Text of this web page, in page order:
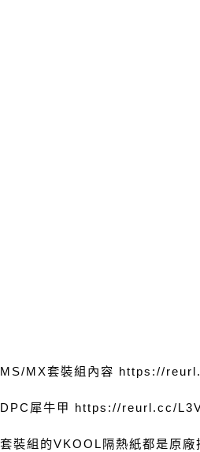
MS/MX套裝組內容 https://
DPC 犀牛甲 https://reurl.cc/
套裝組的VKOOL 隔熱紙都是原廠